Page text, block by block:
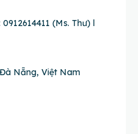
(Ms. Thư) l
Nẵng, Việt Nam